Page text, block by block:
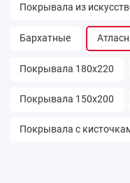
Покрывала из
Бархатные
Покрывала 180х220
Покрывала 150х200
Покрывала с